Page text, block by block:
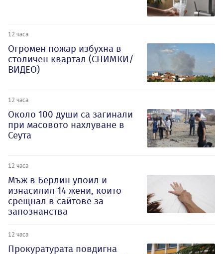
12 часа
Огромен пожар избухна в
столичен квартал (СНИМКИ/
ВИДЕО)
12 часа
Около 100 души са загинали
при масовото нахлуване в
Сеута
12 часа
Мъж в Берлин упоил и
изнасилил 14 жени, които
срещнал в сайтове за
запознанства
12 часа
Прокуратурата повдигна